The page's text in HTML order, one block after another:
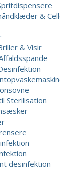
&
& Visir
Sterilisation
desinfektion